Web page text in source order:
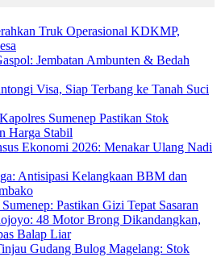
Truk Operasional KDKMP,
Jembatan Ambunten & Bedah
Visa, Siap Terbang ke Tanah Suci
Sumenep Pastikan Stok
Harga Stabil
Ekonomi 2026: Menakar Ulang Nadi
Antisipasi Kelangkaan BBM dan
Pastikan Gizi Tepat Sasaran
48 Motor Brong Dikandangkan,
Balap Liar